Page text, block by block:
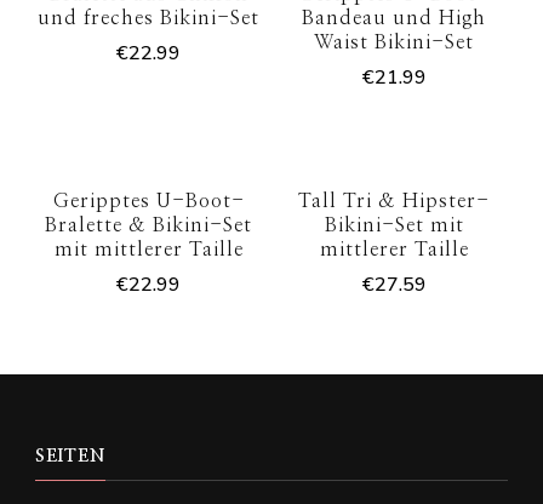
und freches Bikini-Set
€22.99
Bandeau und High
Waist Bikini-Set
€21.99
Geripptes U-Boot-
Bralette & Bikini-Set
mit mittlerer Taille
€22.99
Tall Tri & Hipster-
Bikini-Set mit
mittlerer Taille
€27.59
SEITEN